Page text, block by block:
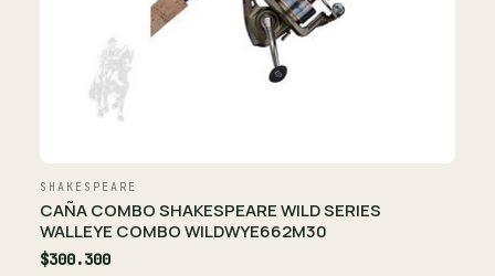
SHAKESPEARE
CAÑA COMBO SHAKESPEARE WILD SERIES
WALLEYE COMBO WILDWYE662M30
$300.300